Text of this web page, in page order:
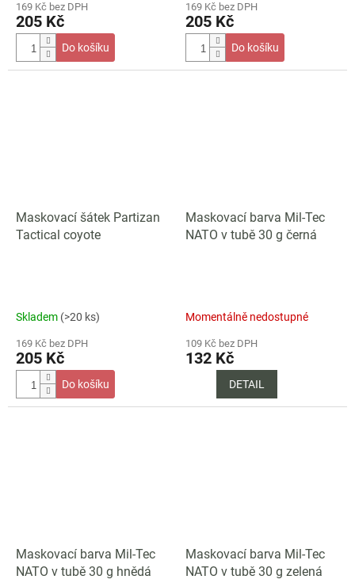
169 Kč bez DPH
205 Kč
Do košíku
169 Kč bez DPH
205 Kč
Do košíku
Maskovací šátek Partizan
Tactical coyote
Skladem (>20 ks)
169 Kč bez DPH
205 Kč
Do košíku
Maskovací barva Mil-Tec
NATO v tubě 30 g černá
Momentálně nedostupné
109 Kč bez DPH
132 Kč
DETAIL
Maskovací barva Mil-Tec
NATO v tubě 30 g hnědá
Maskovací barva Mil-Tec
NATO v tubě 30 g zelená